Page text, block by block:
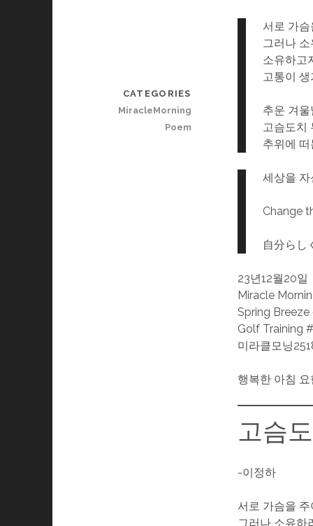
서로 가
그러나
소유하고
고통이 생
추운 겨울
고슴도치
추위에
세상을
Change
自分らし
23년12월20일
Miracle
Spring
Golf Training
미라클모닝
행복한 아침
고슴
-이정하
서로 가슴을 주
그러나 소유하
CATEGORIES
MiracleMorning
Poem